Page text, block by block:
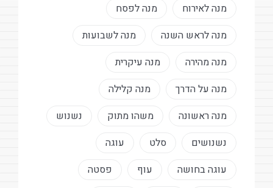
מנה לאירוח
מנה לפסח
מנה לראש השנה
מנה לשבועות
מנה מהירה
מנה עיקרית
מנה על הדרך
מנה קלילה
מנה ראשונה
משהו מתוק
נשנוש
נשנושים
סלט
עוגה
עוגה בחושה
עוף
פסטה